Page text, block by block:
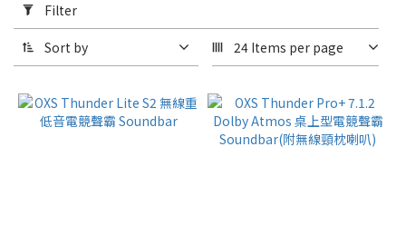
Filter
(0/20)
Range
(NT$)
Filter
Sort by 24 Items per page